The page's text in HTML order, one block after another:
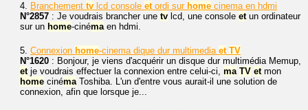
4. Branchement tv lcd console etordi sur home cinema en hdmi
N°2857 : Je voudrais brancher une tv lcd, une console etun ordinateur
sur un home-cinémaen hdmi.
5. Connexion home-cinema dique dur multimedia et TV
N°1620 : Bonjour, je viens d'acquérir un disque dur multimédia Memup,
etje voudrais effectuer la connexion entre celui-ci, ma TV etmon
home cinémaToshiba. L'un d'entre vous aurait-il une solution de
connexion, afin que lorsque je...